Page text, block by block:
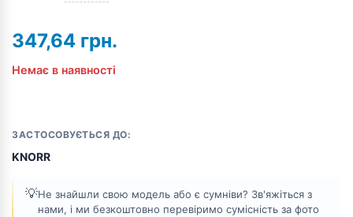
ЗАСТОСОВУЄТЬСЯ ДО:
KNORR
💡Не знайшли свою модель або є сумніви? Зв'яжіться з
нами, і ми безкоштовно перевіримо сумісність за фото
347,64 грн.
Немає в наявності